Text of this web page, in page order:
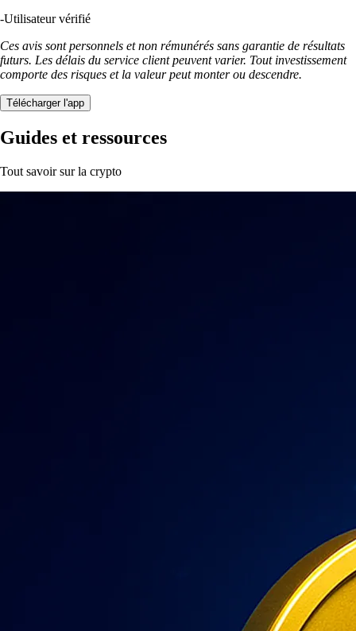
-Utilisateur vérifié
Ces avis sont personnels et non rémunérés sans garantie de résultats
futurs. Les délais du service client peuvent varier. Tout investissement
comporte des risques et la valeur peut monter ou descendre.
Télécharger l'app
Guides et ressources
Tout savoir sur la crypto